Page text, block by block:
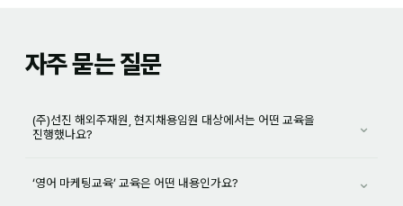
자주 묻는 질문
(주)선진 해외주재원, 현지채용임원 대상에서는 어떤 교육을
진행했나요?
⌄
‘영어 마케팅교육’ 교육은 어떤 내용인가요? ⌄